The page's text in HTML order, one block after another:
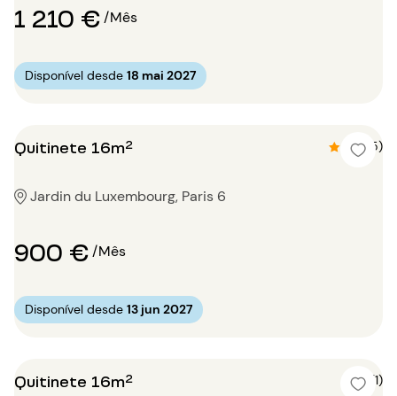
1 210 €/Mês
Disponível desde 18 mai 2027
Quitinete 16m² 4.6 (5)
Jardin du Luxembourg, Paris 6
900 €/Mês
Disponível desde 13 jun 2027
Quitinete 16m² 5 (1)